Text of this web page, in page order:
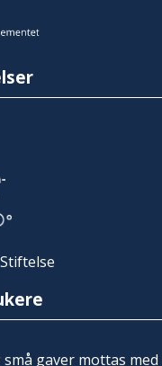
gaver mottas med